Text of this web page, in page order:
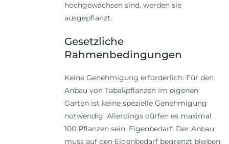
hochgewachsen sind, werden sie
ausgepflanzt.
Gesetzliche
Rahmenbedingungen
Keine Genehmigung erforderlich: Für den
Anbau von Tabakpflanzen im eigenen
Garten ist keine spezielle Genehmigung
notwendig. Allerdings dürfen es maximal
100 Pflanzen sein. Eigenbedarf: Der Anbau
muss auf den Eigenbedarf begrenzt bleiben.